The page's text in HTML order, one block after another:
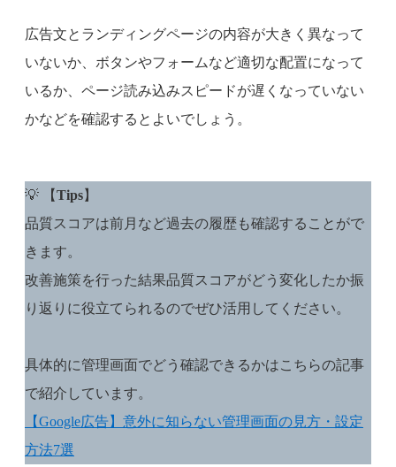
広告文とランディングページの内容が大きく異なって
いないか、ボタンやフォームなど適切な配置になって
いるか、ページ読み込みスピードが遅くなっていない
かなどを確認するとよいでしょう。
💡 【Tips】
品質スコアは前月など過去の履歴も確認することがで
きます。
改善施策を行った結果品質スコアがどう変化したか振
り返りに役立てられるのでぜひ活用してください。
具体的に管理画面でどう確認できるかはこちらの記事
で紹介しています。
【Google広告】意外に知らない管理画面の見方・設定
方法7選